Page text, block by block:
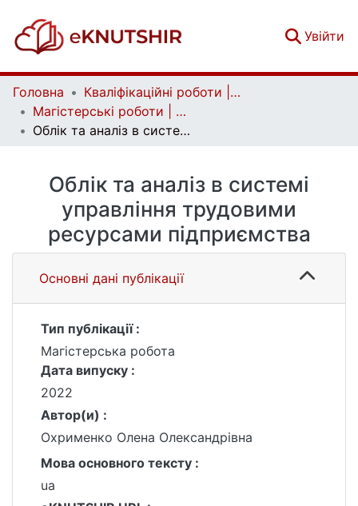
Увійти
Головна
Кваліфікаційні роботи | Qualifying works
Магістерські роботи | Master's theses
Облік та аналіз в системі управління трудовими ресурсами підприємства
Облік та аналіз в системі
управління трудовими
ресурсами підприємства
Основні дані публікації
Тип публікації :
Магістерська робота
Дата випуску :
2022
Автор(и) :
Охрименко Олена Олександрівна
Мова основного тексту :
ua